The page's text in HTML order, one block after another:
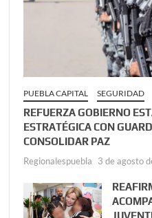
PUEBLA CAPITAL SEGURIDAD
REFUERZA GOBIERNO
ESTRATÉGICA CON
CONSOLIDAR PAZ
Regionalespuebla 3 de agosto